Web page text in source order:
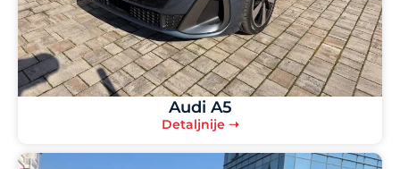
Audi A5
Detaljnije ➝